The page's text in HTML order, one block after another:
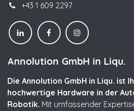
+43 1 609 2297
Annolution GmbH in Liqu.
Die Annolution GmbH in Liqu. ist
hochwertige Hardware in der
Robotik. Mit umfassender